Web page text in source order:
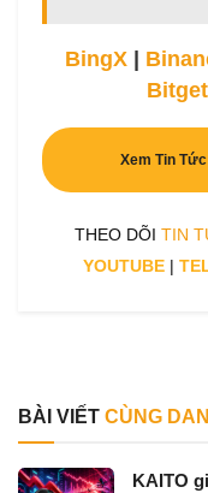
BingX |
Bitget
Xem Tin
THEO DÕI TIN
YOUTUBE |
BÀI VIẾT CÙNG
KAITO